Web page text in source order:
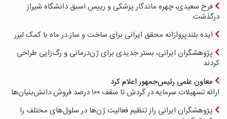
فرخ سعیدی، چهره ماندگار پزشکی و رییس اسبق دانشگاه شیراز
درگذشت
ایده بلندپروازانه محقق ایرانی برای ساخت و ساز در ماه با کمک لیزر
پژوهشگران ایرانی، بستر جدیدی برای ژن‌درمانی و رگ‌زایی طراحی
کردند
معاون علمی رئیس‌جمهور اعلام کرد
ارائه تسهیلات سرمایه در گردش تا سقف ۱۰۰ درصد فروش دانش‌بنیان‌ها
پژوهشگران ایرانی راز تنظیم فعالیت ژن‌ها در سلول‌های مختلف را